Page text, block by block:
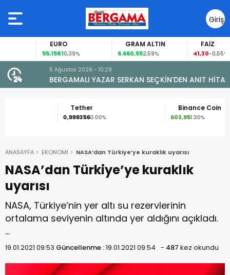
Giriş
Yap
EURO
55,15810,39%
GRAM ALTIN
6.660,552,59%
FAİZ
41,30-0,55%
5 Ağustos 2026 - 10:29
BERGAMALI YAZAR SERKAN SEÇKİN’DEN ANIT HİTAPLI
KİTAP: “PERGAMON’DAN ARTVİN’E”
Tether
0,9993560.00%
Binance Coin
603,951.30%
ANASAYFA EKONOMİ NASA’dan Türkiye’ye kuraklık uyarısı
NASA’dan Türkiye’ye kuraklık
uyarısı
NASA, Türkiye’nin yer altı su rezervlerinin
ortalama seviyenin altında yer aldığını açıkladı.
…
19.01.2021 09:53 Güncellenme :19.01.2021 09:54 - 487 kez okundu